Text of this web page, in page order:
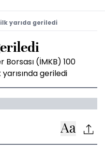
yarıda geriledi
(İMKB) 100
geriledi